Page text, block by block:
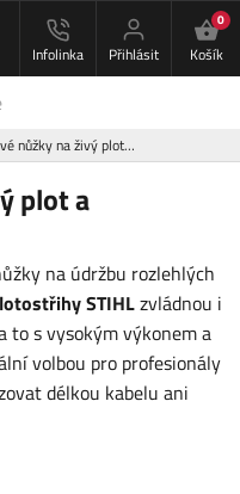
Infolinka Přihlásit
0
Košík
nůžky na živý plot…
plot a
na údržbu rozlehlých
STIHLzvládnou i
to s vysokým výkonem a
volbou pro profesionály
délkou kabelu ani